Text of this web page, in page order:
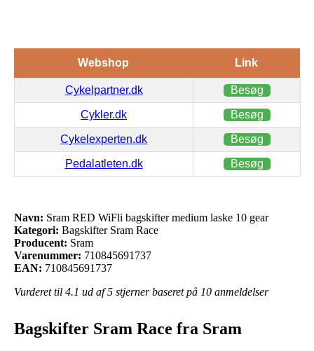
Webshop Link
Cykelpartner.dk Besøg
Cykler.dk Besøg
Cykelexperten.dk Besøg
Pedalatleten.dk Besøg
Navn: Sram RED WiFli bagskifter medium laske 10 gear
Kategori: Bagskifter Sram Race
Producent: Sram
Varenummer: 710845691737
EAN: 710845691737
Vurderet til 4.1 ud af 5 stjerner baseret på 10 anmeldelser
Bagskifter Sram Race fra Sram